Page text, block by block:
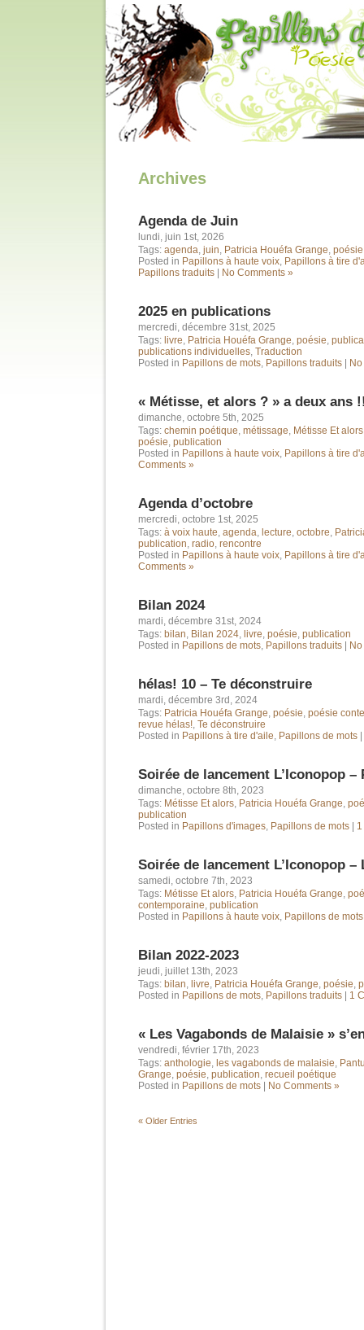
Archives
Agenda de Juin
lundi, juin 1st, 2026
Tags: agenda, juin, Patricia Houéfa Grange, poésie
Posted in Papillons à haute voix, Papillons à tire
Papillons traduits
No Comments »
2025 en publications
mercredi, décembre 31st, 2025
Tags: livre, Patricia Houéfa Grange, poésie,
publications individuelles, Traduction
Posted in Papillons de mots, Papillons traduits
« Métisse, et alors ? » a deux ans
dimanche, octobre 5th, 2025
Tags: chemin poétique, métissage, Métisse Et alors
poésie, publication
Posted in Papillons à haute voix, Papillons à tire
Comments »
Agenda d’octobre
mercredi, octobre 1st, 2025
Tags: à voix haute, agenda, lecture, octobre,
publication, radio, rencontre
Posted in Papillons à haute voix, Papillons à tire
Comments »
Bilan 2024
mardi, décembre 31st, 2024
Tags: bilan, Bilan 2024, livre, poésie, publication
Posted in Papillons de mots, Papillons traduits
hélas! 10 – Te déconstruire
mardi, décembre 3rd, 2024
Tags: Patricia Houéfa Grange, poésie, poésie
revue hélas!, Te déconstruire
Posted in Papillons à tire d'aile, Papillons de mots
Soirée de lancement L’Iconopop –
dimanche, octobre 8th, 2023
Tags: Métisse Et alors, Patricia Houéfa Grange,
publication
Posted in Papillons d'images, Papillons de mots
Soirée de lancement L’Iconopop –
samedi, octobre 7th, 2023
Tags: Métisse Et alors, Patricia Houéfa Grange,
contemporaine, publication
Posted in Papillons à haute voix, Papillons de mots
Bilan 2022-2023
jeudi, juillet 13th, 2023
Tags: bilan, livre, Patricia Houéfa Grange, poésie,
Posted in Papillons de mots, Papillons traduits 1
« Les Vagabonds de Malaisie »
vendredi, février 17th, 2023
Tags: anthologie, les vagabonds de malaisie,
Grange, poésie, publication, recueil poétique
Posted in Papillons de mots No Comments »
« Older Entries